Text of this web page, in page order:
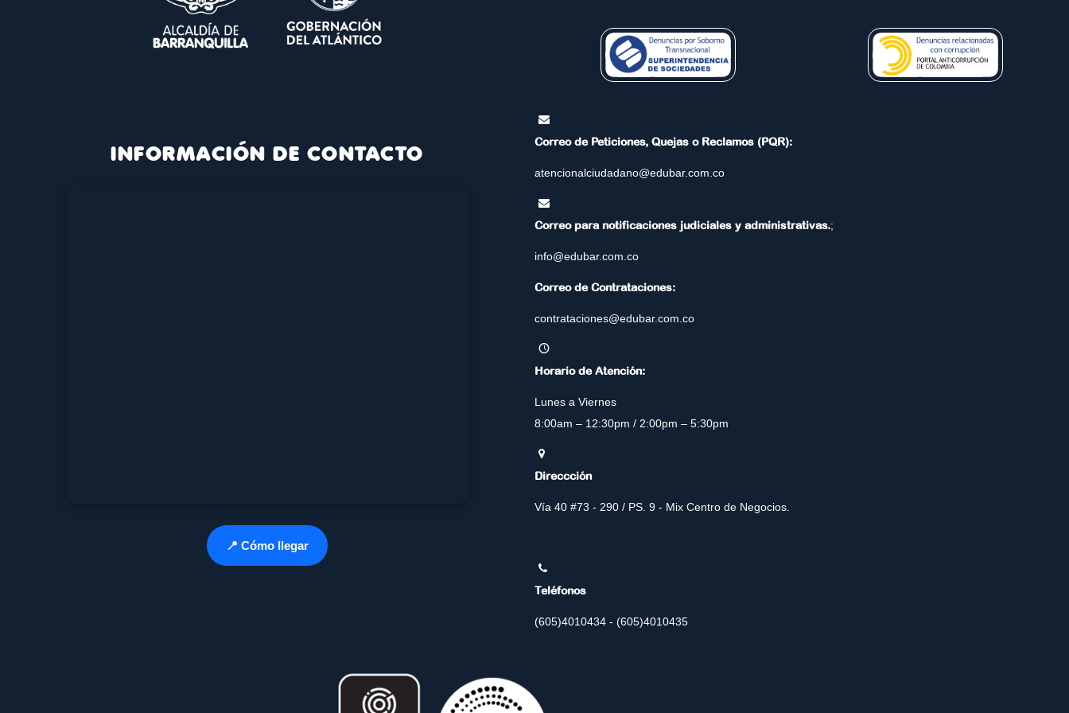
INFORMACIÓN DE CONTACTO
📍 Cómo llegar
Correo de Peticiones, Quejas o Reclamos (PQR):
atencionalciudadano@edubar.com.co
Correo para notificaciones judiciales y administrativas.;
info@edubar.com.co
Correo de Contrataciones:
contrataciones@edubar.com.co
Horario de Atención:
Lunes a Viernes
8:00am – 12:30pm / 2:00pm – 5:30pm
Direccción
Vía 40 #73 - 290 / PS. 9 - Mix Centro de Negocios.
Teléfonos
(605)4010434 - (605)4010435